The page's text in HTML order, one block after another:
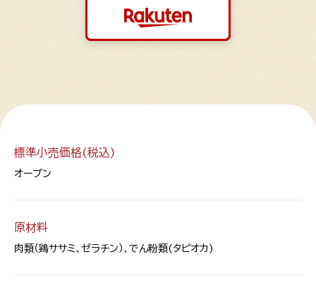
標準小売価格(税込)
オープン
原材料
肉類（鶏ササミ、ゼラチン）、でん粉類(タピオカ)